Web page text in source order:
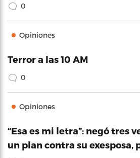
0
Opiniones
Terror a las 10 AM
0
Opiniones
“Esa es mi letra”: negó tres
un plan contra su exesposa,